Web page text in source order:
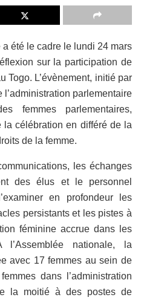
été le cadre le lundi 24 mars
sur la participation de
Togo. L’évènement, initié par
l’administration parlementaire
femmes parlementaires,
la célébration en différé de la
de la femme.
les échanges
des élus et le personnel
en profondeur les
persistants et les pistes à
féminine accrue dans les
l’Assemblée nationale, la
avec 17 femmes au sein de
dans l’administration
la moitié à des postes de